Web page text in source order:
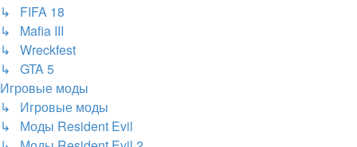
↳ FIFA 18
↳ Mafia III
↳ Wreckfest
↳ GTA 5
Игровые моды
↳ Игровые моды
↳ Моды Resident Evil